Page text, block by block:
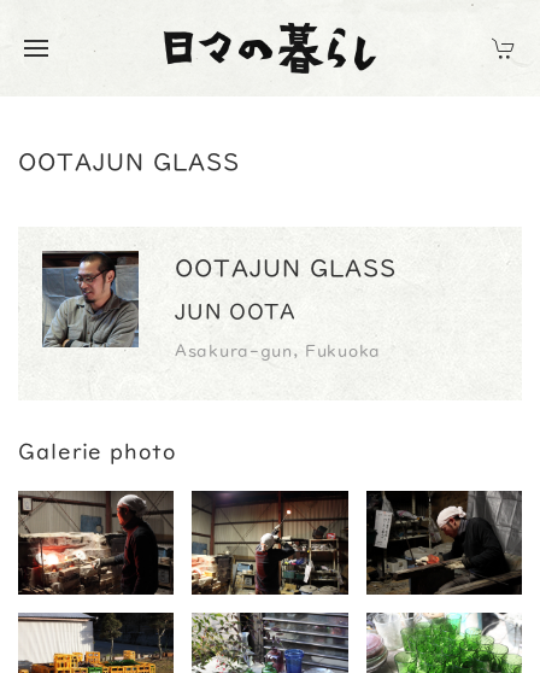
OOTAJUN GLASS
OOTAJUN GLASS
JUN OOTA
Asakura-gun, Fukuoka
Galerie photo